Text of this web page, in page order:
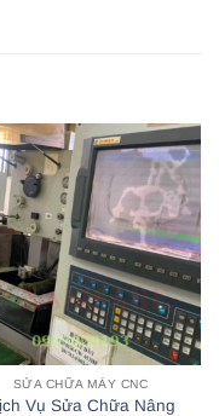
SỬA CHỮA MÁY CNC
Vụ Sửa Chữa Nâng